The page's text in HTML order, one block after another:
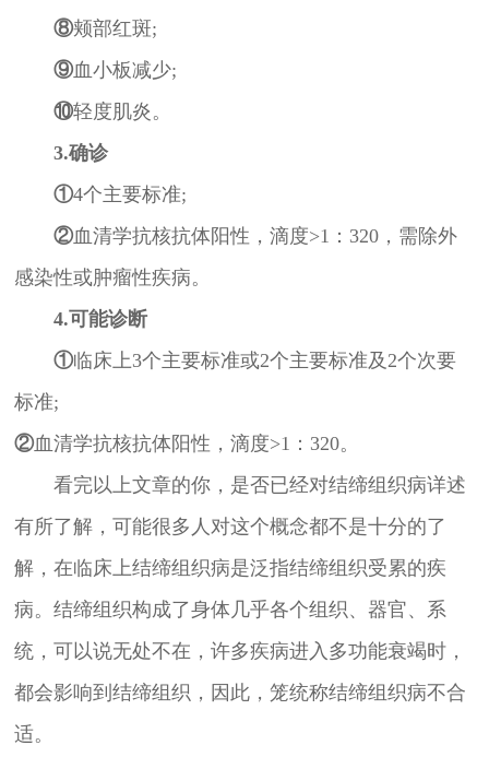
⑧颊部红斑;
⑨血小板减少;
⑩轻度肌炎。
3.确诊
①4个主要标准;
②血清学抗核抗体阳性，滴度>1：320，需除外
感染性或肿瘤性疾病。
4.可能诊断
①临床上3个主要标准或2个主要标准及2个次要
标准;
②血清学抗核抗体阳性，滴度>1：320。
看完以上文章的你，是否已经对结缔组织病详述
有所了解，可能很多人对这个概念都不是十分的了
解，在临床上结缔组织病是泛指结缔组织受累的疾
病。结缔组织构成了身体几乎各个组织、器官、系
统，可以说无处不在，许多疾病进入多功能衰竭时，
都会影响到结缔组织，因此，笼统称结缔组织病不合
适。